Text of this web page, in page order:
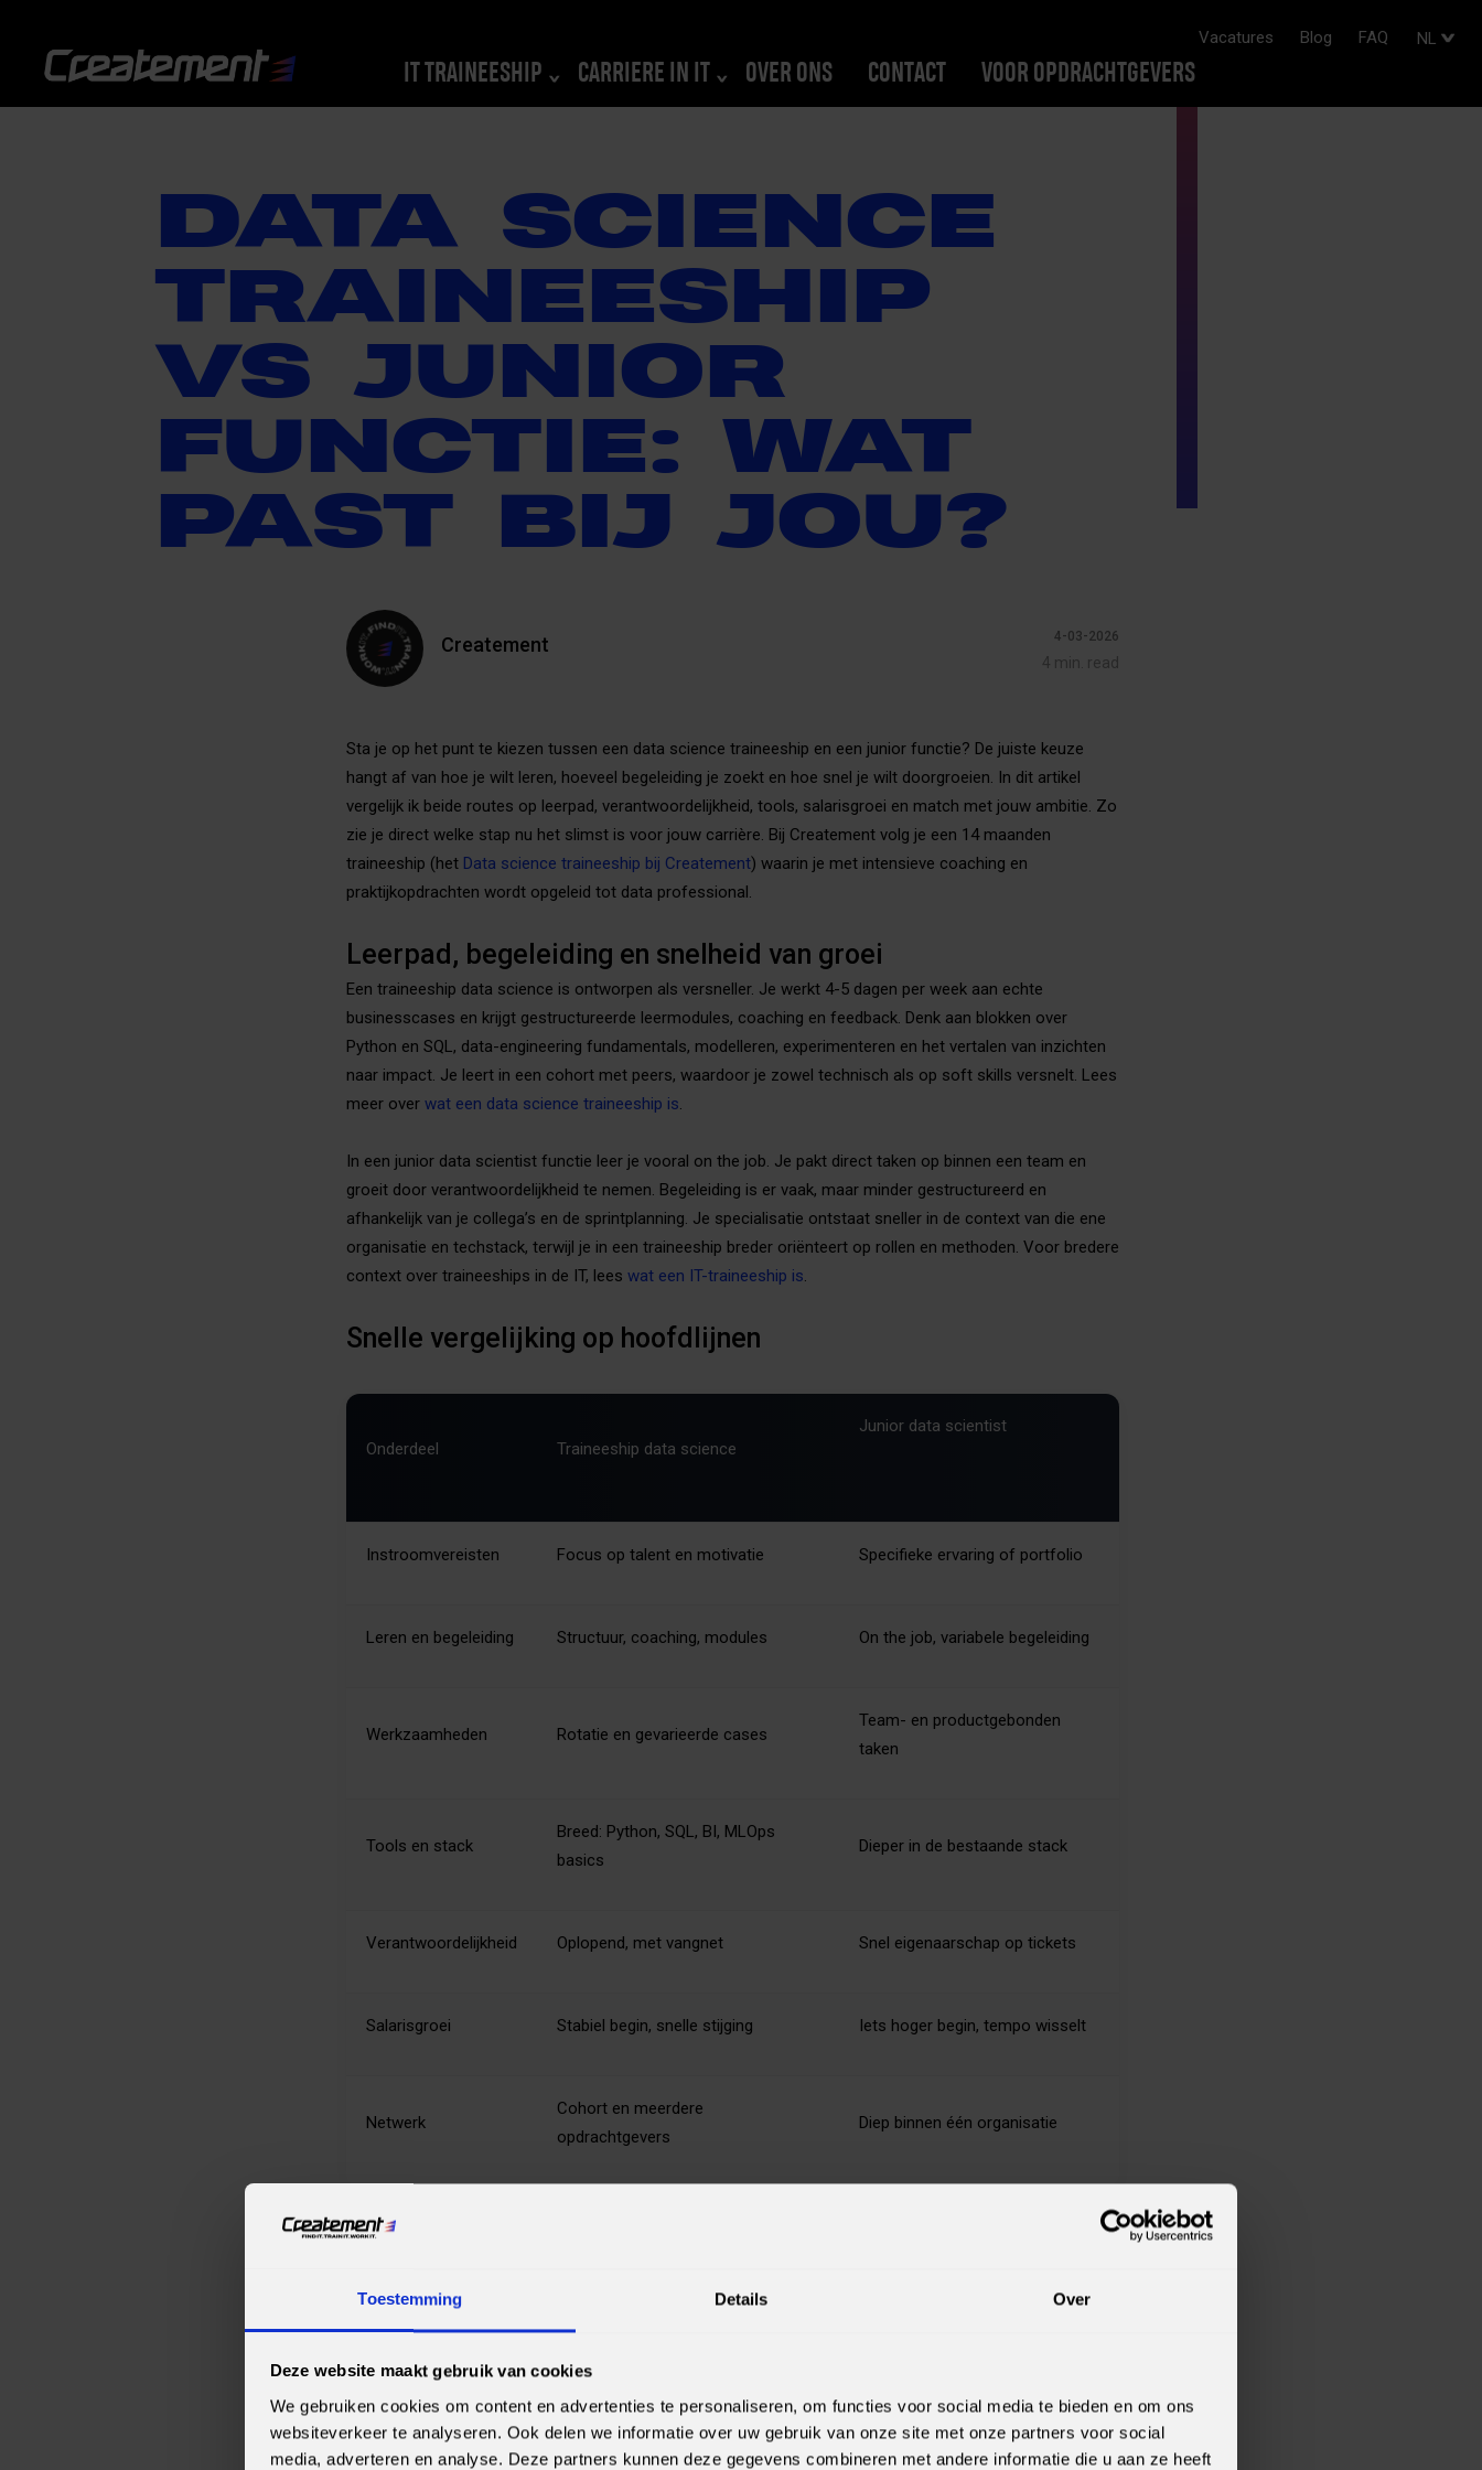
Toestemming Details Over
Deze website maakt gebruik van cookies
We gebruiken cookies om content en advertenties te personaliseren, om functies voor social media te bieden en om ons
websiteverkeer te analyseren. Ook delen we informatie over uw gebruik van onze site met onze partners voor social
media, adverteren en analyse. Deze partners kunnen deze gegevens combineren met andere informatie die u aan ze heeft
NL
Vacatures Blog FAQ
IT TRAINEESHIP CARRIERE IN IT OVER ONS CONTACT VOOR OPDRACHTGEVERS
DATA SCIENCE
TRAINEESHIP
VS JUNIOR
FUNCTIE: WAT
PAST BIJ JOU?
Createment 4-03-2026
4 min. read
Sta je op het punt te kiezen tussen een data science traineeship en een junior functie? De juiste keuze
hangt af van hoe je wilt leren, hoeveel begeleiding je zoekt en hoe snel je wilt doorgroeien. In dit artikel
vergelijk ik beide routes op leerpad, verantwoordelijkheid, tools, salarisgroei en match met jouw ambitie. Zo
zie je direct welke stap nu het slimst is voor jouw carrière. Bij Createment volg je een 14 maanden
traineeship (het Data science traineeship bij Createment) waarin je met intensieve coaching en
praktijkopdrachten wordt opgeleid tot data professional.
Leerpad, begeleiding en snelheid van groei
Een traineeship data science is ontworpen als versneller. Je werkt 4-5 dagen per week aan echte
businesscases en krijgt gestructureerde leermodules, coaching en feedback. Denk aan blokken over
Python en SQL, data-engineering fundamentals, modelleren, experimenteren en het vertalen van inzichten
naar impact. Je leert in een cohort met peers, waardoor je zowel technisch als op soft skills versnelt. Lees
meer over wat een data science traineeship is.
In een junior data scientist functie leer je vooral on the job. Je pakt direct taken op binnen een team en
groeit door verantwoordelijkheid te nemen. Begeleiding is er vaak, maar minder gestructureerd en
afhankelijk van je collega’s en de sprintplanning. Je specialisatie ontstaat sneller in de context van die ene
organisatie en techstack, terwijl je in een traineeship breder oriënteert op rollen en methoden. Voor bredere
context over traineeships in de IT, lees wat een IT-traineeship is.
Snelle vergelijking op hoofdlijnen
Onderdeel Traineeship data science
Junior data scientist
Instroomvereisten Focus op talent en motivatie Specifieke ervaring of portfolio
Leren en begeleiding Structuur, coaching, modules On the job, variabele begeleiding
Werkzaamheden Rotatie en gevarieerde cases
Team- en productgebonden
taken
Tools en stack
Breed: Python, SQL, BI, MLOps
basics
Dieper in de bestaande stack
Verantwoordelijkheid Oplopend, met vangnet Snel eigenaarschap op tickets
Salarisgroei Stabiel begin, snelle stijging Iets hoger begin, tempo wisselt
Netwerk
Cohort en meerdere
opdrachtgevers
Diep binnen één organisatie
Rollen en taken in je eerste jaar
In een traineeship data science
Data ophalen, opschonen en exploreren met Python en SQL
Kleine modellen bouwen en valideren, van baseline tot verbeterde versies
Dashboards en storytelling voor stakeholders
Best practices leren rond versiebeheer, testen en documenteren